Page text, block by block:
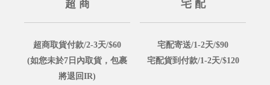
超 商
超商取貨付款/2-3天/$60
(如您未於7日內取貨，包裹
將退回IR)
宅 配
宅配寄送/1-2天/$90
宅配貨到付款/1-2天/$120